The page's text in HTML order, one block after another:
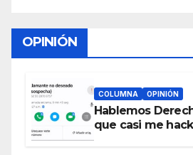
OPINIÓN
COLUMNA OPINIÓN
Hablemos
que casi me